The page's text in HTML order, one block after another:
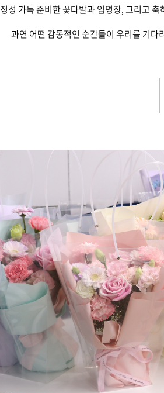
정성 가득 준비한 꽃다발과 임명장, 그리고
과연 어떤 감동적인 순간들이 우리를 기